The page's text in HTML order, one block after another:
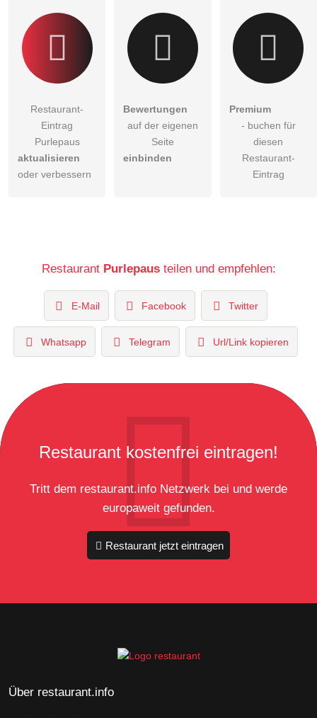
Restaurant-
Eintrag
Purlepaus
aktualisieren
oder verbessern
Bewertungen
auf der eigenen
Seite
einbinden
Premium
- buchen für
diesen
Restaurant-
Eintrag
Restaurant Purlepausteilen und empfehlen:
E-Mail Facebook Twitter
Whatsapp Telegram Url/Link kopieren
Restaurant kostenfrei eintragen!
Tritt dem restaurant.info Netzwerk bei und werde
europaweit gefunden.
Restaurant jetzt eintragen
Über restaurant.info